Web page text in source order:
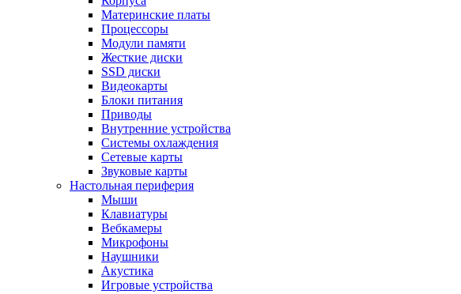
Материнские платы
Процессоры
Модули памяти
Жесткие диски
SSD диски
Видеокарты
Блоки питания
Приводы
Внутренние устройства
Системы охлаждения
Сетевые карты
Звуковые карты
Настольная периферия
Мыши
Клавиатуры
Вебкамеры
Микрофоны
Наушники
Акустика
Игровые устройства